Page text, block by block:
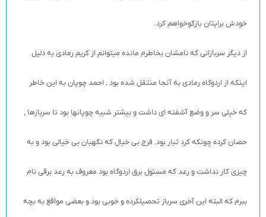
خودش برایتان بازگوخواهم کرد.
از دیگر سربازانی که نامشان بخاطرم مانده میتوانم از کریم رمادی به دلیل
اینکه از اردوگاه رمادی به آنجا منتقل شده بود ‚ احمد چوپان به این خاطر
که خیلی سر و وضع آشفته ای داشت و بیشتر شبیه چوپانها بود تا سربازها ‚
حصان کرده چونکه کرد تبار بود‚ فرج بی خیال که نگهبان بی خیالی بود و به
چیزی کار نداشت و رعد که مسئول برق اردوگاه بود معروف به رعد برقی نام
ببرم که البته این آخری سرباز تحصیلکرده و خوبی بود و بعضی مواقع به بچه